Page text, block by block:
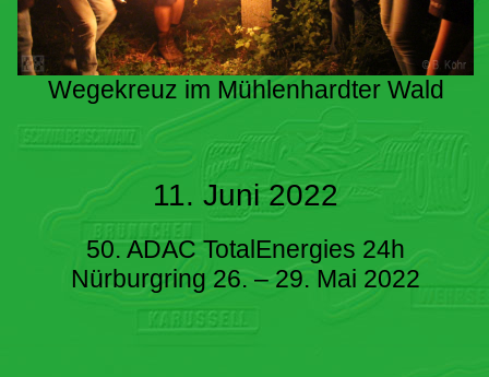
Wegekreuz im Mühlenhardter Wald
11. Juni 2022
50. ADAC TotalEnergies 24h
Nürburgring 26. – 29. Mai 2022